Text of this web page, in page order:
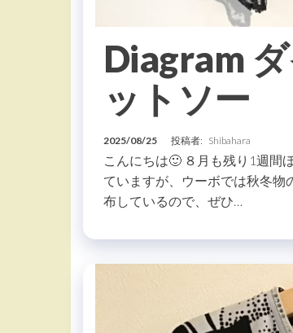
Diagram
ットソー
2025/08/25 投稿者: Shibahara
こんにちは🙂 ８月も残り1週間
ていますが、ウーボでは秋冬
布しているので、ぜひ…